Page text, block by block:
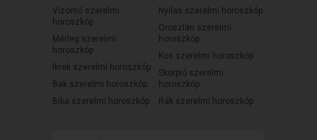
Vízöntő szerelmi
horoszkóp
Mérleg szerelmi
horoszkóp
Ikrek szerelmi horoszkóp
Bak szerelmi horoszkóp
Bika szerelmi horoszkóp
Nyilas szerelmi horoszkóp
Oroszlán szerelmi
horoszkóp
Kos szerelmi horoszkóp
Skorpió szerelmi
horoszkóp
Rák szerelmi horoszkóp